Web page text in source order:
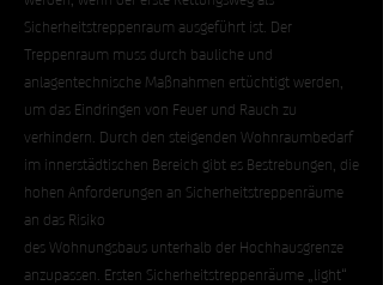
Sicherheitstreppenraum ausgeführt ist. Der
Treppenraum muss durch bauliche und
anlagentechnische Maßnahmen ertüchtigt werden,
um das Eindringen von Feuer und Rauch zu
verhindern. Durch den steigenden Wohnraumbedarf
im innerstädtischen Bereich gibt es Bestrebungen, die
hohen Anforderungen an Sicherheitstreppenräume
an das Risiko
des Wohnungsbaus unterhalb der Hochhausgrenze
anzupassen. Ersten Sicherheitstreppenräume „light“